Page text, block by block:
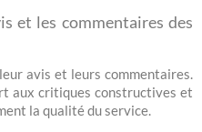
et les commentaires des
avis et leurs commentaires.
aux critiques constructives et
la qualité du service.